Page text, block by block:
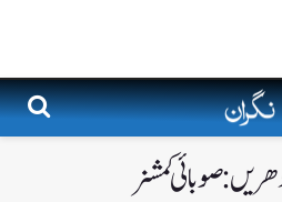
صوبائی کمشنر